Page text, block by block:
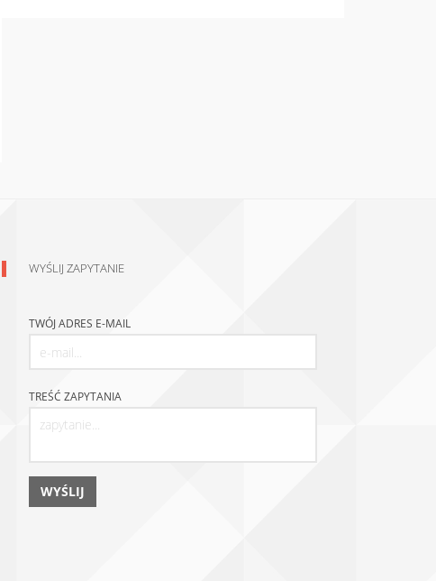
WYŚLIJ ZAPYTANIE
TWÓJ ADRES E-MAIL
TREŚĆ ZAPYTANIA
WYŚLIJ